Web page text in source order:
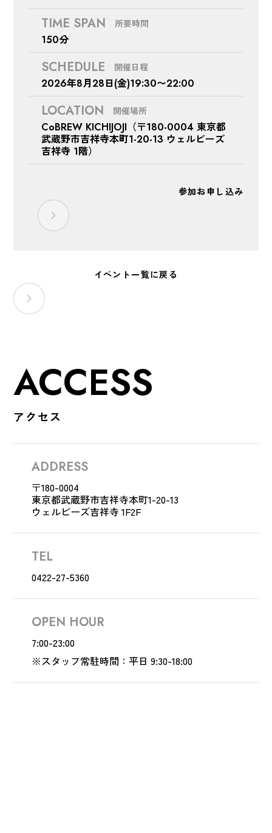
TIME SPAN 所要時間
150分
SCHEDULE 開催日程
2026年8月28日(金)19:30〜22:00
LOCATION 開催場所
CoBREW KICHIJOJI（〒180-0004 東京都
武蔵野市吉祥寺本町1-20-13 ウェルビーズ
吉祥寺 1階）
参加お申し込み
イベント一覧に戻る
ACCESS
アクセス
ADDRESS
〒180-0004
東京都武蔵野市吉祥寺本町1-20-13
ウェルビーズ吉祥寺 1F2F
TEL
0422-27-5360
OPEN HOUR
7:00-23:00
※スタッフ常駐時間：平日 9:30-18:00